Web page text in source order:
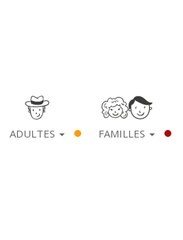
ADULTES FAMILLES